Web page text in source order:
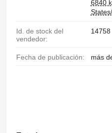
6840
Id. de stock del
vendedor:
14758
Fecha de publicación: más